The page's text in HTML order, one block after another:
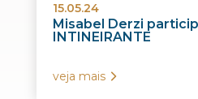
15.05.24
Misabel Derzi
INTINEIRANTE
veja mais